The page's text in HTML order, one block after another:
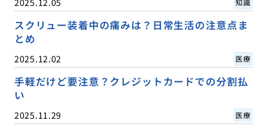
知識
スクリュー装着中の痛みは？日常生活の注意点ま
とめ
2025.12.02 医療
手軽だけど要注意？クレジットカードでの分割払
い
2025.11.29 医療